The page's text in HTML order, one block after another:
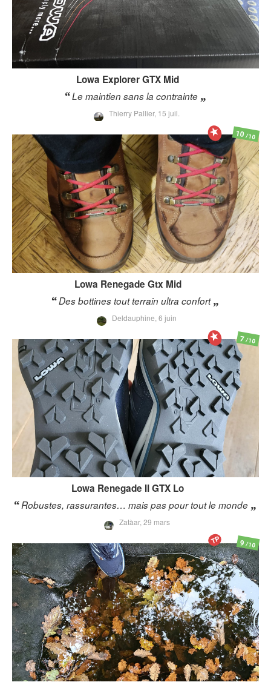
Lowa Explorer GTX Mid
Le maintien sans la contrainte
Thierry Pallier, 15 juil.
Lowa Renegade Gtx Mid
Des bottines tout terrain ultra confort
Deldauphine, 6 juin
10/10
Lowa Renegade II GTX Lo
Robustes, rassurantes… mais pas pour tout le monde
Zatàar, 29 mars
7/10
9/10
TP